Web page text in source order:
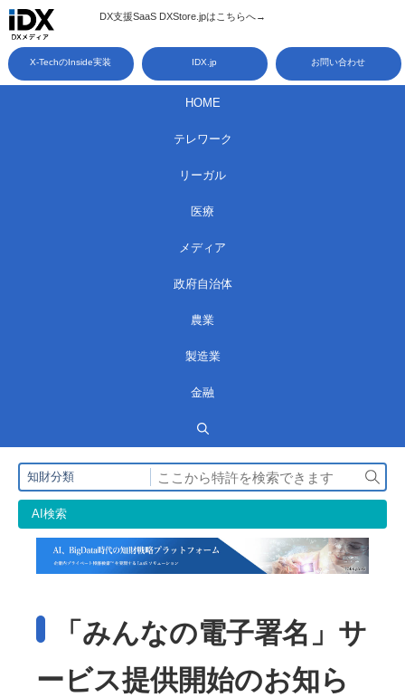
コ
ン
テ
DX支援SaaS DXStore.jpはこちらへ→​
X-TechのInside実装 IDX.jp お問い合わせ
HOME
テレワーク
リーガル
医療
メディア
政府自治体
農業
製造業
金融
知財分類
検
索
AI検索
「みんなの電子署名」サ
ービス提供開始のお知ら